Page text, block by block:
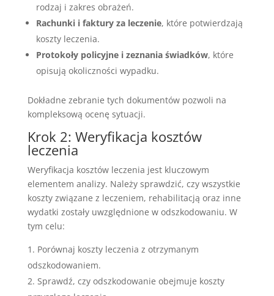
rodzaj i zakres obrażeń.
Rachunki i faktury za leczenie, które potwierdzają
koszty leczenia.
Protokoły policyjne i zeznania świadków, które
opisują okoliczności wypadku.
Dokładne zebranie tych dokumentów pozwoli na
kompleksową ocenę sytuacji.
Krok 2: Weryfikacja kosztów
leczenia
Weryfikacja kosztów leczenia jest kluczowym
elementem analizy. Należy sprawdzić, czy wszystkie
koszty związane z leczeniem, rehabilitacją oraz inne
wydatki zostały uwzględnione w odszkodowaniu. W
tym celu:
Porównaj koszty leczenia z otrzymanym
odszkodowaniem.
Sprawdź, czy odszkodowanie obejmuje koszty